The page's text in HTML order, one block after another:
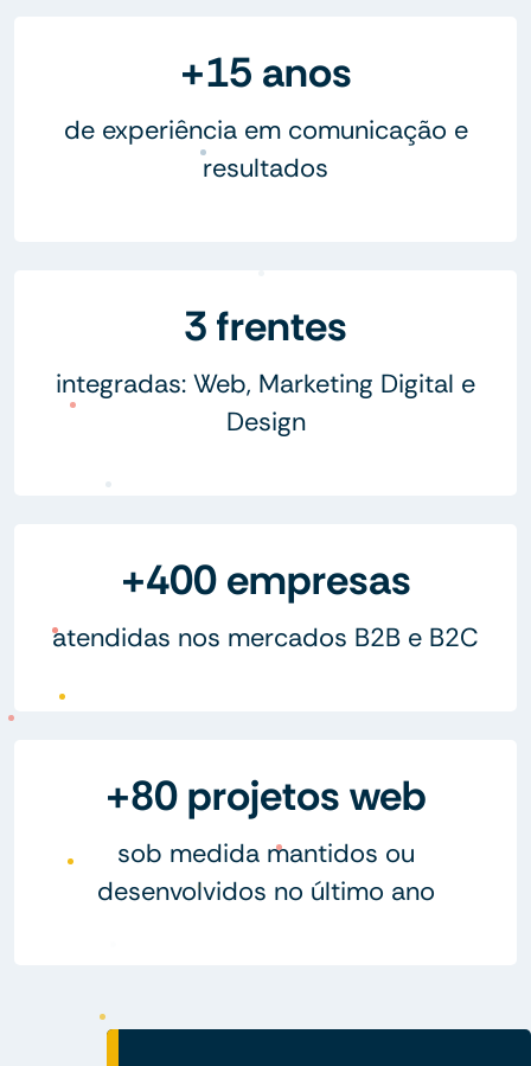
+15 anos
de experiência em comunicação e
resultados
3 frentes
integradas: Web, Marketing Digital e
Design
+400 empresas
atendidas nos mercados B2B e B2C
+80 projetos web
sob medida mantidos ou
desenvolvidos no último ano